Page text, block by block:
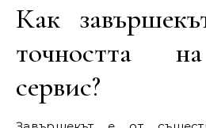
Как
точността
сервис?